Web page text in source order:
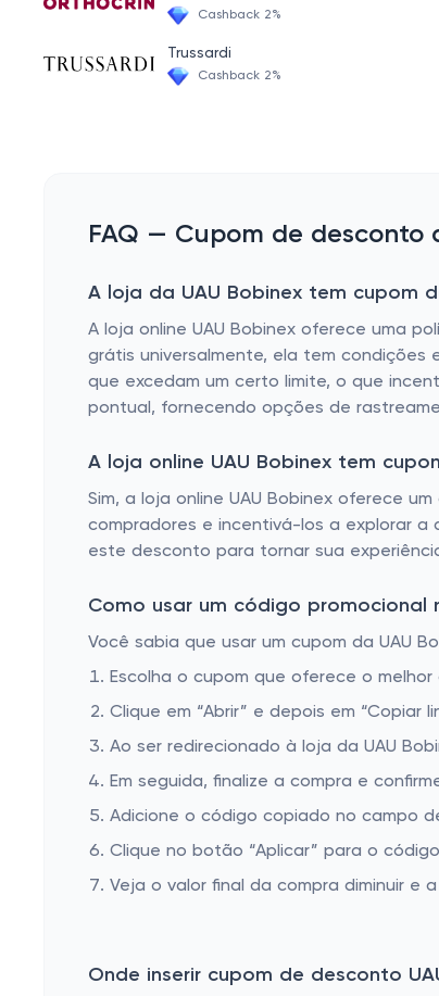
Cashback 2%
Trussardi
Cashback 2%
FAQ — Cupom de desconto
A loja da UAU Bobinex tem cupom
A loja online UAU Bobinex oferece uma
grátis universalmente, ela tem
que excedam um certo limite, o que
pontual, fornecendo opções de
A loja online UAU Bobinex tem
Sim, a loja online UAU Bobinex oferece
compradores e incentivá-los a explorar a
este desconto para tornar sua
Como usar um código promocional
Você sabia que usar um cupom da UAU
Escolha o cupom que oferece o
Clique em “Abrir” e depois em “Copiar
Ao ser redirecionado à loja da UAU
Em seguida, finalize a compra e
Adicione o código copiado no campo
Clique no botão “Aplicar” para o
Veja o valor final da compra diminuir e a
Onde inserir cupom de desconto